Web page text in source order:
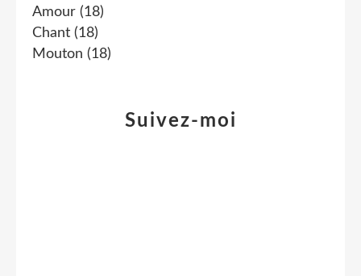
Amour (18)
Chant (18)
Mouton (18)
Suivez-moi